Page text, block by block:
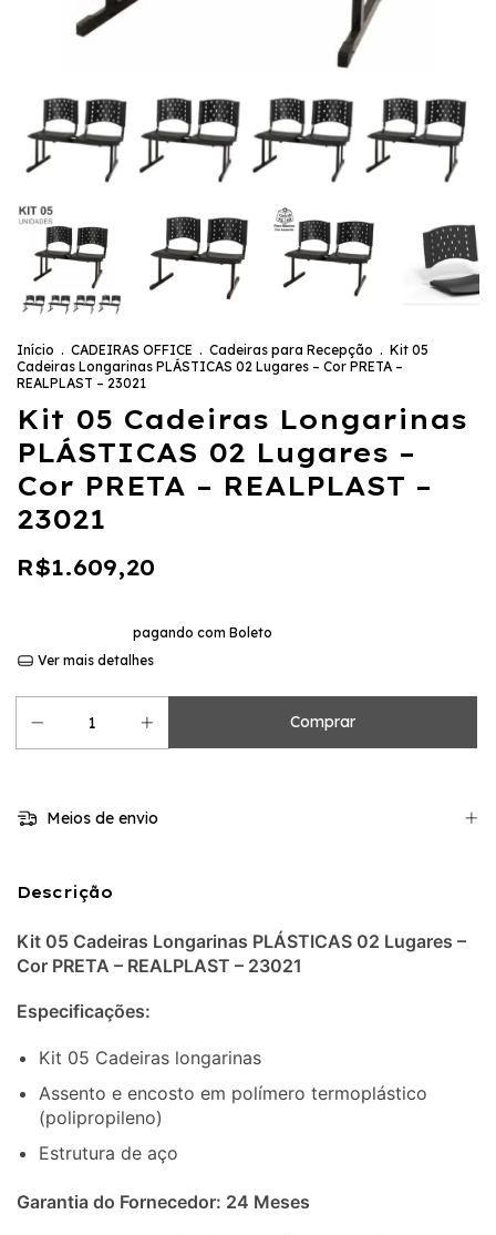
Início . CADEIRAS OFFICE . Cadeiras para Recepção . Kit 05
Cadeiras Longarinas PLÁSTICAS 02 Lugares – Cor PRETA –
REALPLAST – 23021
Kit 05 Cadeiras Longarinas
PLÁSTICAS 02 Lugares –
Cor PRETA – REALPLAST –
23021
R$1.609,20
pagando com Boleto
Ver mais detalhes
Meios de envio
Descrição
Kit 05 Cadeiras Longarinas PLÁSTICAS 02 Lugares –
Cor PRETA – REALPLAST – 23021
Especificações:
Kit 05 Cadeiras longarinas
Assento e encosto em polímero termoplástico
(polipropileno)
Estrutura de aço
Garantia do Fornecedor: 24 Meses